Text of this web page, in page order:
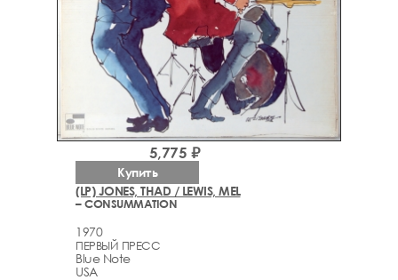
(LP) JONES, THAD / LEWIS, MEL
– CONSUMMATION
1970
ПЕРВЫЙ ПРЕСС
Blue Note
USA
5,775 ₽
Купить